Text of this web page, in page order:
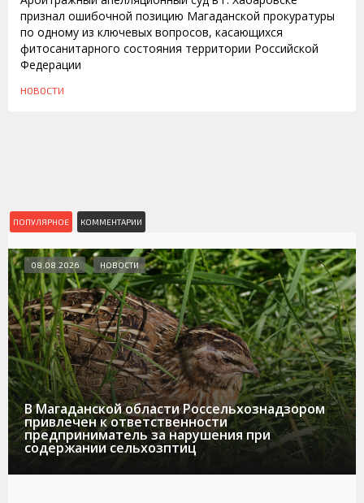
признал ошибочной позицию Магаданской прокуратуры
по одному из ключевых вопросов, касающихся
фитосанитарного состояния территории Российской
Федерации
НОВОСТИ
ПОПУЛЯРНОЕ КОММЕНТАРИИ
В Магаданской области Россельхознадзором
привлечен к ответственности
предприниматель за нарушения при
содержании сельхозптиц
08.08.2026 НОВОСТИ